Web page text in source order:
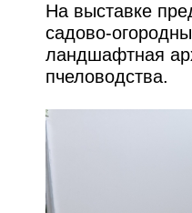
На выставке
садово-
ландшафтная
пчеловодства.